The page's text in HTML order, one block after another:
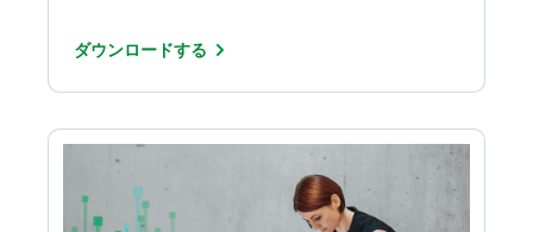
ダウンロードする